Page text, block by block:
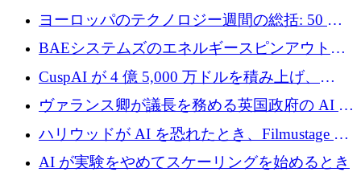
のために 300 万ユーロを調達
ヨーロッパのテクノロジー週間の総括: 50 以
上の取引に 10 億ユーロ以上を投資
BAEシステムズのエネルギースピンアウト原
子力タービンが1500万ポンドの資金調達でス
テルスから浮上
CuspAI が 4 億 5,000 万ドルを積み上げ、
Resist.UA が 5,000 万ユーロの基金を立ち上
げ、DSIT が廃止される
ヴァランス卿が議長を務める英国政府の AI タ
スクフォースが発足
ハリウッドが AI を恐れたとき、Filmustage は
代わりにプリプロダクションに賭けました
AI が実験をやめてスケーリングを始めるとき